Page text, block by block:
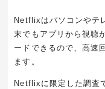
Netflixはパソコンやテ
末でもアプリから視聴
ードできるので、高速
ます。
Netflixに限定した調査